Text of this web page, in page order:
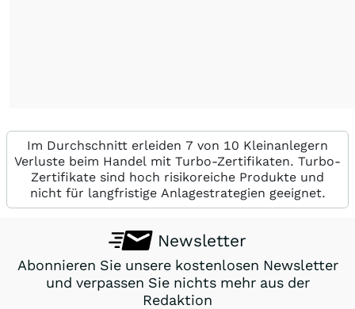
Im Durchschnitt erleiden 7 von 10 Kleinanlegern
Verluste beim Handel mit Turbo-Zertifikaten. Turbo-
Zertifikate sind hoch risikoreiche Produkte und
nicht für langfristige Anlagestrategien geeignet.
Newsletter
Abonnieren Sie unsere kostenlosen Newsletter
und verpassen Sie nichts mehr aus der
Redaktion